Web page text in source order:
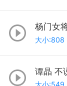
杨门女
大小:808
谭晶 不